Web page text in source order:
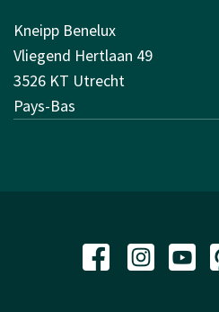
Kneipp Benelux
Vliegend Hertlaan 49
3526 KT Utrecht
Pays-Bas